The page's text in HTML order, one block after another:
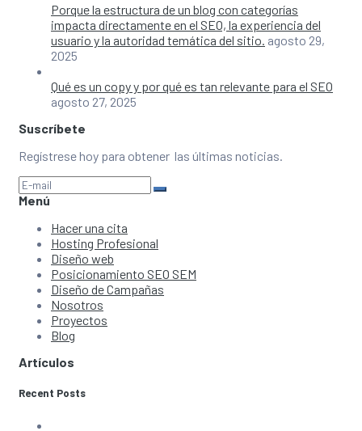
Porque la estructura de un blog con categorías
impacta directamente en el SEO, la experiencia del
usuario y la autoridad temática del sitio. agosto 29,
2025
Qué es un copy y por qué es tan relevante para el SEO
agosto 27, 2025
Suscríbete
Regístrese hoy para obtener las últimas noticias.
Menú
Hacer una cita
Hosting Profesional
Diseño web
Posicionamiento SEO SEM
Diseño de Campañas
Nosotros
Proyectos
Blog
Artículos
Recent Posts